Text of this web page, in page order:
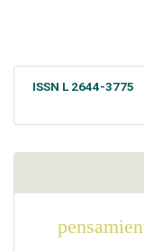
ISSN L 2644-3775